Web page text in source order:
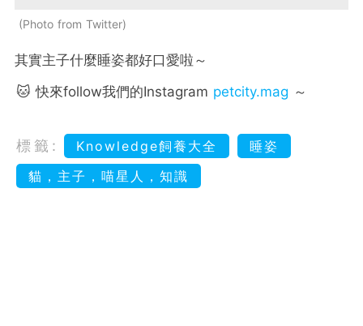
Photo from Twitter
其實主子什麼睡姿都好口愛啦～
🐱 快來follow我們的Instagram petcity.mag ～
標籤: Knowledge飼養大全
睡姿
貓，主子，喵星人，知識